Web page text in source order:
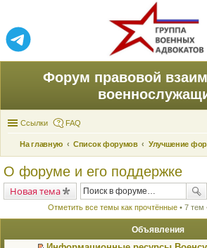
Форум правовой
Ссылки FAQ
На главную Список форумов
О форуме и его поддержке
Новая тема
Отметить все темы как прочтённые• 7 тем
Объявления